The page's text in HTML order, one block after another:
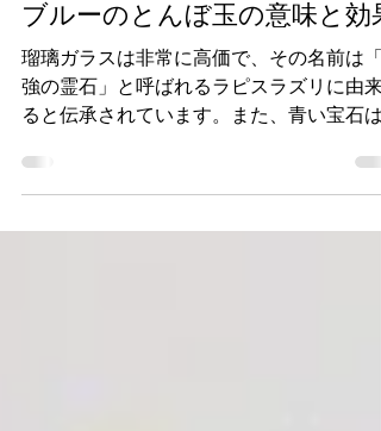
職人タカシ
2022年5月8日
ブルーのとんぼ玉の意味と効果
強の霊石」と呼ばれるラピスラズリに由来
ると伝承されています。また、青い宝石は
教の七宝の一つです。